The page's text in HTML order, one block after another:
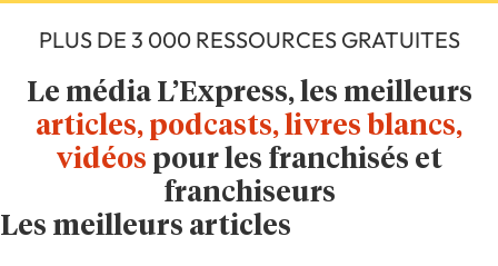
Le média L’Express, les meilleurs
articles, podcasts, livres blancs,
vidéos pour les franchisés et
franchiseurs
PLUS DE 3 000 RESSOURCES GRATUITES
Les meilleurs articles